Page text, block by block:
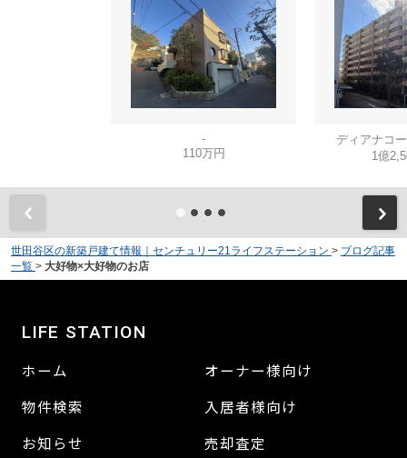
-
110万円
ディアナコ
1億
世田谷区の新築戸建て情報｜センチュリー21ライフステーション > ブログ記事
一覧 > 大好物×大好物のお店
LIFE STATION
ホーム
物件検索
お知らせ
オーナー様向け
入居者様向け
売却査定